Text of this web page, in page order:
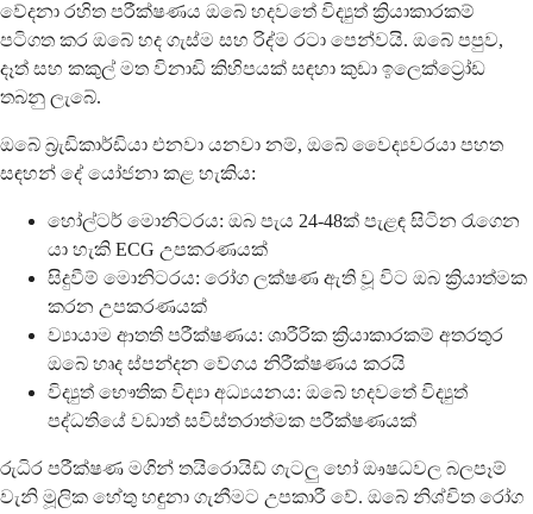
වේදනා රහිත පරීක්ෂණය ඔබේ හදවතේ විද්‍යුත් ක්‍රියාකාරකම්
පටිගත කර ඔබේ හද ගැස්ම සහ රිද්ම රටා පෙන්වයි. ඔබේ පපුව,
දෑත් සහ කකුල් මත විනාඩි කිහිපයක් සඳහා කුඩා ඉලෙක්ට්‍රෝඩ
තබනු ලැබේ.
ඔබේ බ්‍රැඩිකාර්ඩියා එනවා යනවා නම්, ඔබේ වෛද්‍යවරයා පහත
සඳහන් දේ යෝජනා කළ හැකිය:
හෝල්ටර් මොනිටරය: ඔබ පැය 24-48ක් පැළඳ සිටින රැගෙන
යා හැකි ECG උපකරණයක්
සිදුවීම් මොනිටරය: රෝග ලක්ෂණ ඇති වූ විට ඔබ ක්‍රියාත්මක
කරන උපකරණයක්
ව්‍යායාම ආතති පරීක්ෂණය: ශාරීරික ක්‍රියාකාරකම් අතරතුර
ඔබේ හෘද ස්පන්දන වේගය නිරීක්ෂණය කරයි
විද්‍යුත් භෞතික විද්‍යා අධ්‍යයනය: ඔබේ හදවතේ විද්‍යුත්
පද්ධතියේ වඩාත් සවිස්තරාත්මක පරීක්ෂණයක්
රුධිර පරීක්ෂණ මගින් තයිරොයිඩ් ගැටලු හෝ ඖෂධවල බලපෑම්
වැනි මූලික හේතු හඳුනා ගැනීමට උපකාරී වේ. ඔබේ නිශ්චිත රෝග